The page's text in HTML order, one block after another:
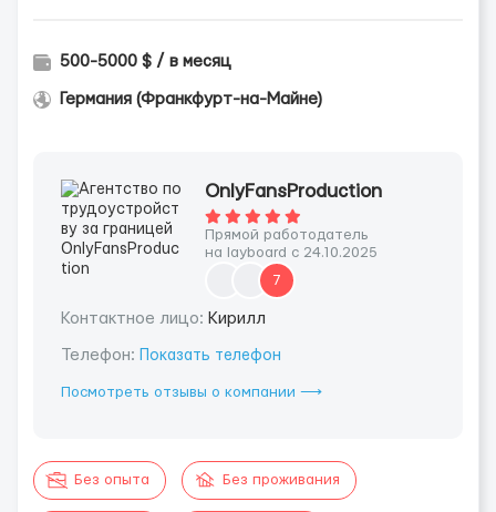
500-5000 $ / в месяц
Германия (Франкфурт-на-Майне)
OnlyFansProduction
Прямой работодатель
на layboard с 24.10.2025
7
Контактное лицо: Кирилл
Телефон: Показать телефон
Посмотреть отзывы о компании ⟶
Без опыта Без проживания